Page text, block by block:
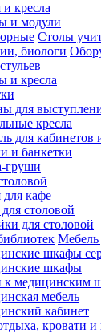
и кресла
и модули
Столы
биологи
и кресла
для
кресла
для кабинетов
и банкетки
груши
для кафе
столовой
для столовой
Мебель
шкафы
шкафы
медицинским
мебель
кабинет
кровати